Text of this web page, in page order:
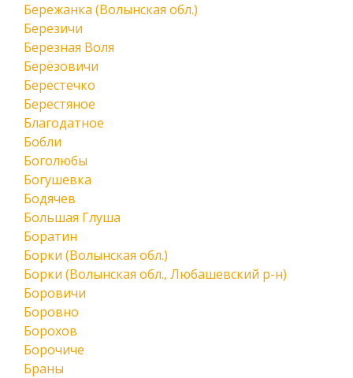
Бережанка (Волынская обл.)
Березичи
Березная Воля
Берёзовичи
Берестечко
Берестяное
Благодатное
Бобли
Боголюбы
Богушевка
Бодячев
Большая Глуша
Боратин
Борки (Волынская обл.)
Борки (Волынская обл., Любашевский р-н)
Боровичи
Боровно
Борохов
Борочиче
Браны